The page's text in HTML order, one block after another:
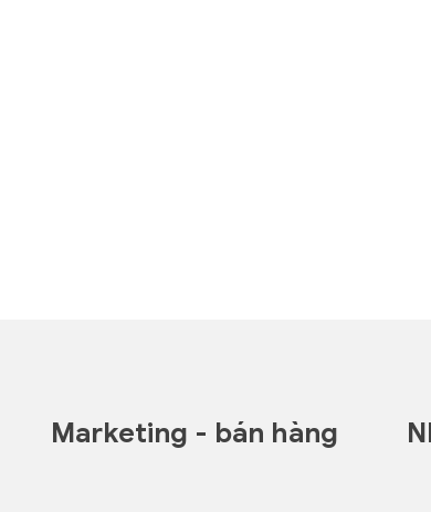
Marketing - bán hàng